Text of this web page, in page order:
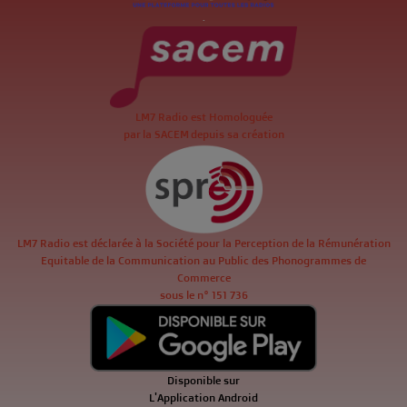
.
LM7 Radio est Homologuée
par la SACEM depuis sa création
LM7 Radio est déclarée à la Société pour la Perception de la Rémunération
Equitable de la Communication au Public des Phonogrammes de
Commerce
sous le n° 151 736
Disponible sur
L'Application Android